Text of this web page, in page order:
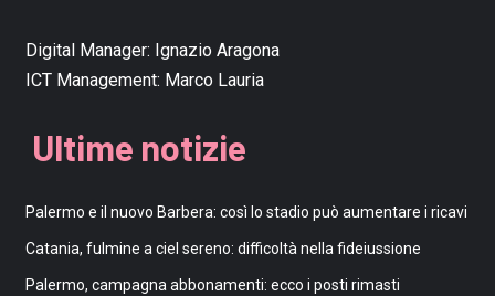
Digital Manager: Ignazio Aragona
ICT Management: Marco Lauria
Ultime notizie
Palermo e il nuovo Barbera: così lo stadio può aumentare i ricavi
Catania, fulmine a ciel sereno: difficoltà nella fideiussione
Palermo, campagna abbonamenti: ecco i posti rimasti